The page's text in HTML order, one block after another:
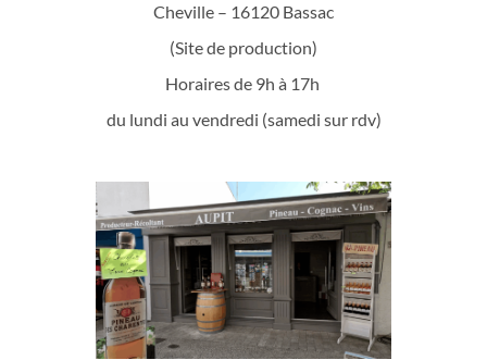
Cheville – 16120 Bassac
(Site de production)
Horaires de 9h à 17h
du lundi au vendredi (samedi sur rdv)